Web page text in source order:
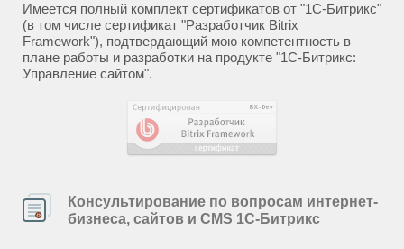
Имеется полный комплект сертификатов от "1С-Битрикс"
(в том числе сертификат "Разработчик Bitrix
Framework"), подтвердающий мою компетентность в
плане работы и разработки на продукте "1С-Битрикс:
Управление сайтом".
Консультирование по вопросам интернет-
бизнеса, сайтов и CMS 1С-Битрикс